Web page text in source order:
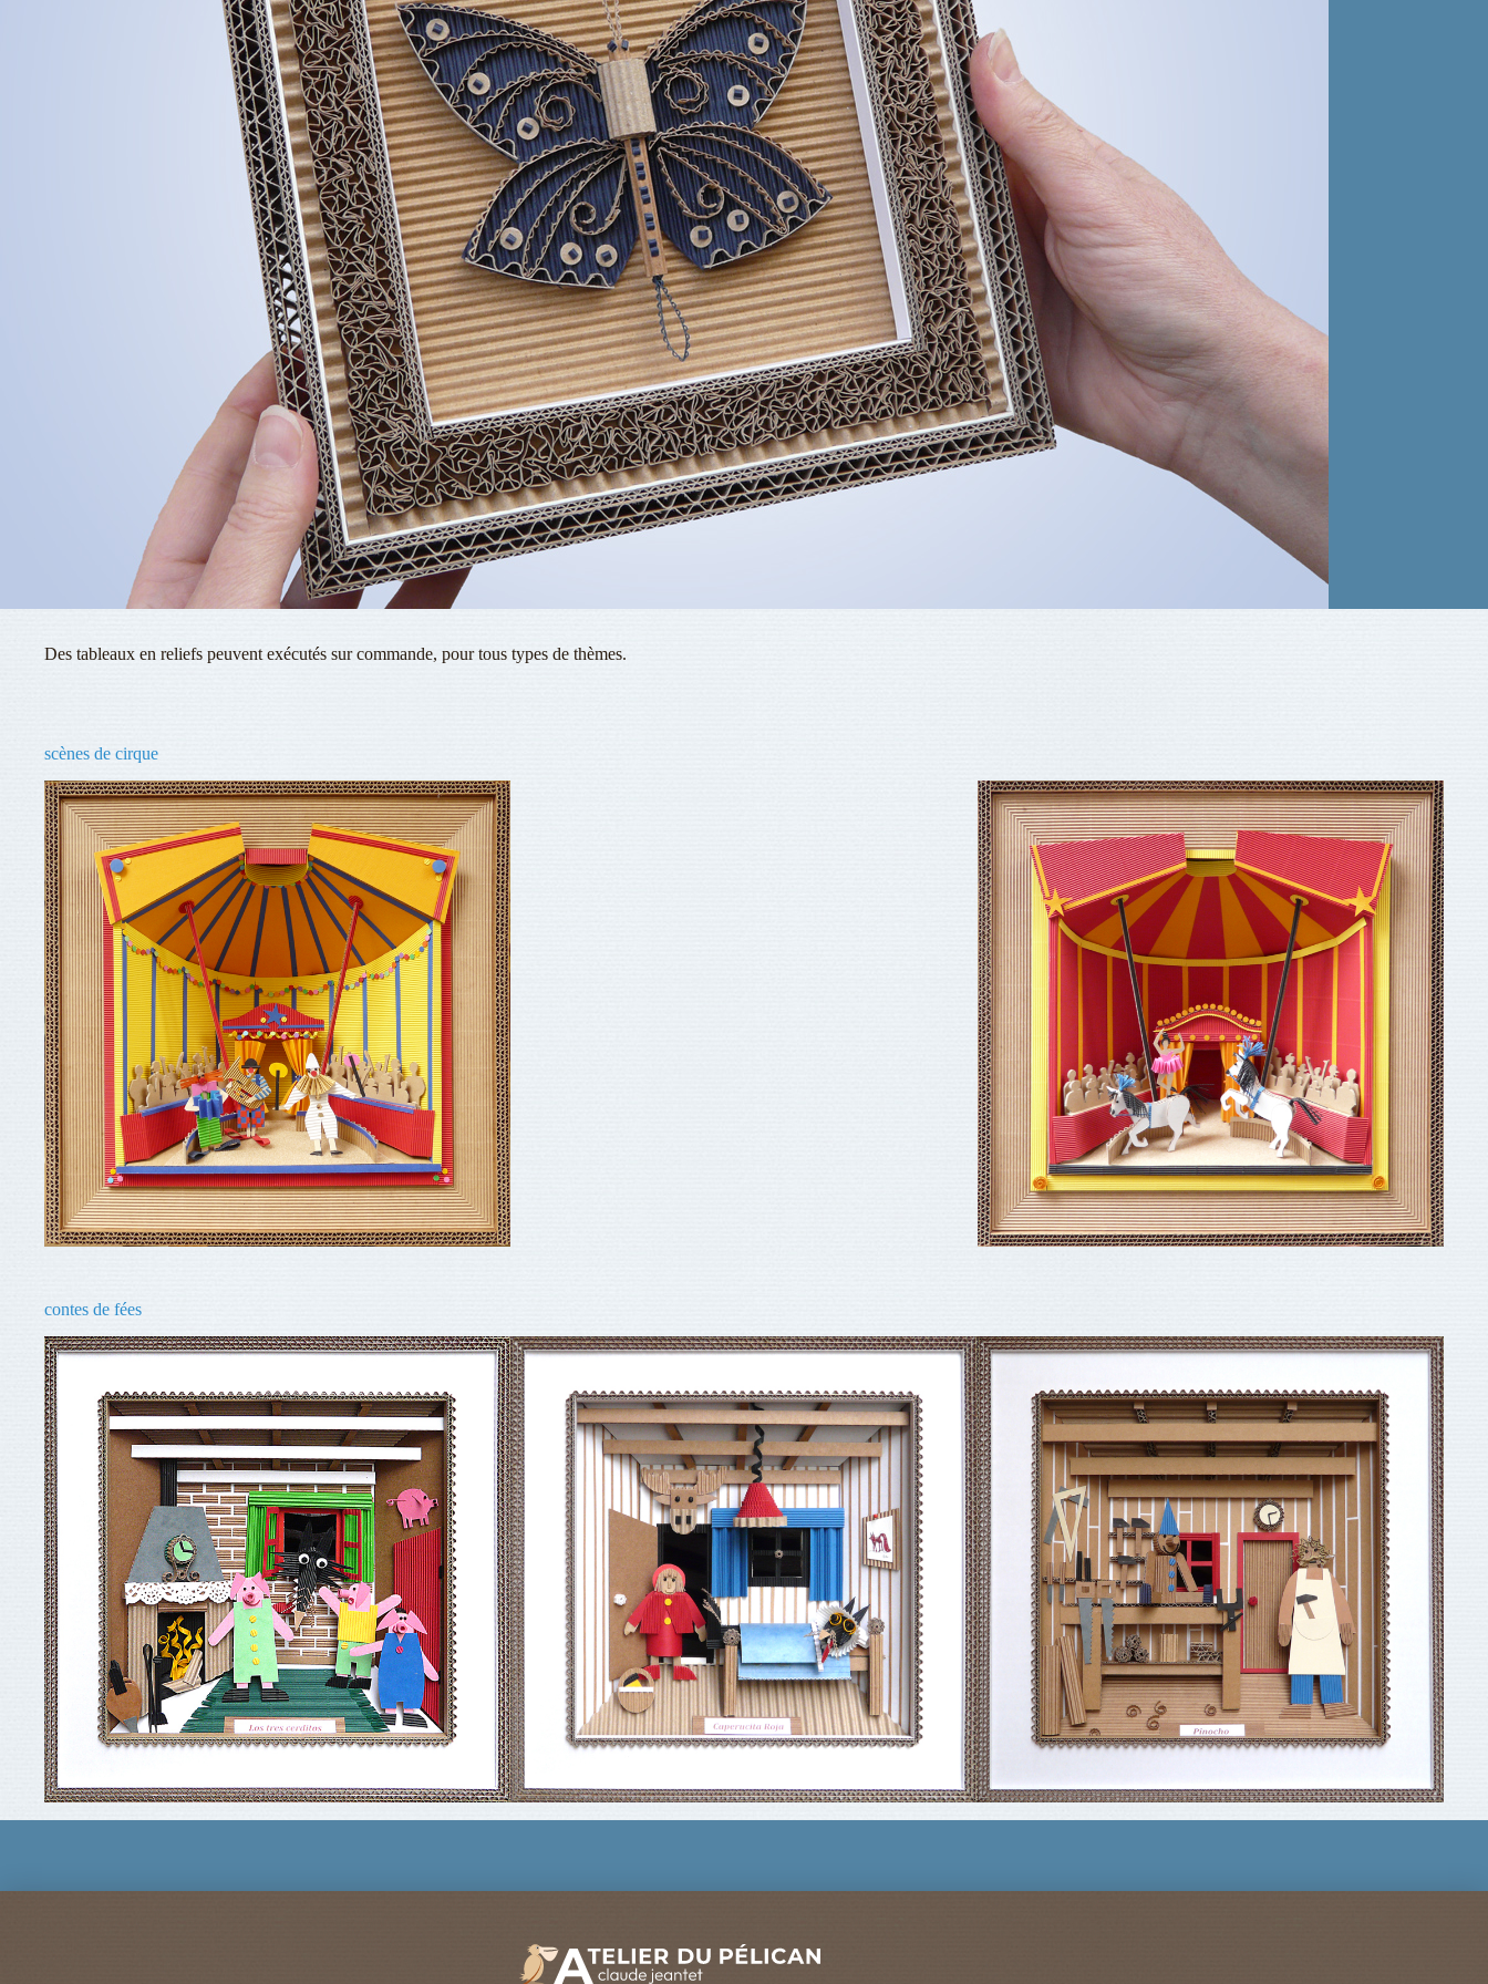
Des tableaux en reliefs peuvent exécutés sur commande, pour tous types de thèmes.
scènes de cirque
contes de fées